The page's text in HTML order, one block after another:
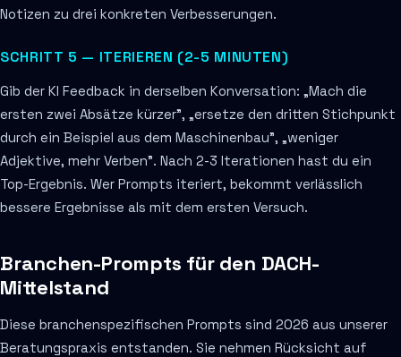
Notizen zu drei konkreten Verbesserungen.
SCHRITT 5 — ITERIEREN (2-5 MINUTEN)
Gib der KI Feedback in derselben Konversation: „Mach die
ersten zwei Absätze kürzer", „ersetze den dritten Stichpunkt
durch ein Beispiel aus dem Maschinenbau", „weniger
Adjektive, mehr Verben". Nach 2-3 Iterationen hast du ein
Top-Ergebnis. Wer Prompts iteriert, bekommt verlässlich
bessere Ergebnisse als mit dem ersten Versuch.
Branchen-Prompts für den DACH-
Mittelstand
Diese branchenspezifischen Prompts sind 2026 aus unserer
Beratungspraxis entstanden. Sie nehmen Rücksicht auf